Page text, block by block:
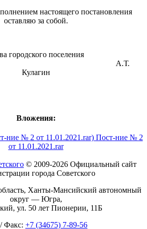
настоящего постановления
оставляю за собой.
городского поселения
А.Т.
Кулагин
Вложения:
Пост-ние № 2
от 11.01.2021.rar
© 2009-2026 Официальный сайт
города Советского
Ханты-Мансийский автономный
округ — Югра,
ул. 50 лет Пионерии, 11Б
Факс: +7 (34675) 7-89-56